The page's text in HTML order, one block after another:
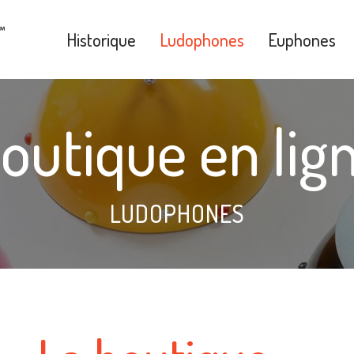
Historique Ludophones Euphones
en
LUDOPHONES